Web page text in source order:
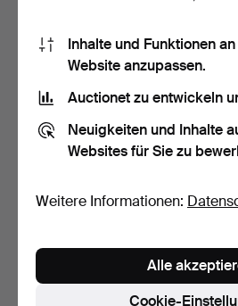
ct, 4,4…
Beendet 15. Jul 2026
Beendet
Inhalte und Funktionen
Website anzupassen.
Auctionet zu entwickeln
Neuigkeiten und Inhalte
Websites für Sie zu
Weitere Informationen:
Cookie-
Alle